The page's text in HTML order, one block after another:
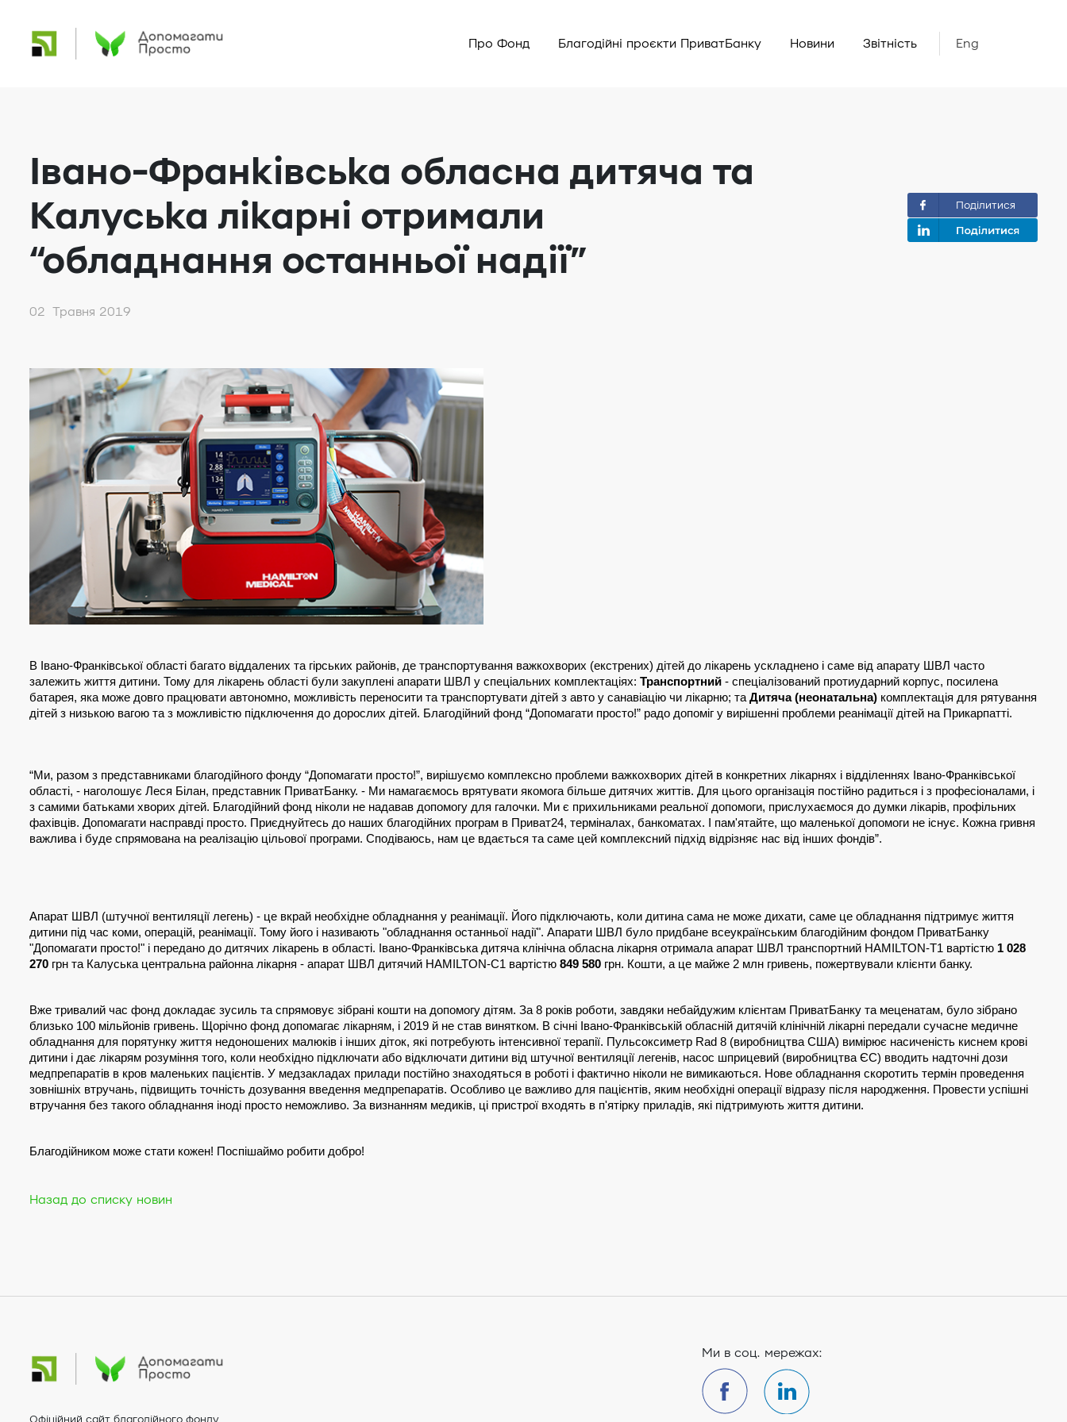
Про Фонд Благодійні проєкти ПриватБанку Новини Звітність Eng
Івано-Франківська обласна дитяча та
Калуська лікарні отримали
“обладнання останньої надії”
Поділитися
02 Травня 2019
В Івано-Франківської області багато віддалених та гірських районів, де транспортування важкохворих (екстрених) дітей до лікарень ускладнено і саме від апарату ШВЛ часто
залежить життя дитини. Тому для лікарень області були закуплені апарати ШВЛ у спеціальних комплектаціях: Транспортний - спеціалізований протиударний корпус, посилена
батарея, яка може довго працювати автономно, можливість переносити та транспортувати дітей з авто у санавіацію чи лікарню; та Дитяча (неонатальна) комплектація для рятування
дітей з низькою вагою та з можливістю підключення до дорослих дітей. Благодійний фонд “Допомагати просто!” радо допоміг у вирішенні проблеми реанімації дітей на Прикарпатті.
“Ми, разом з представниками благодійного фонду “Допомагати просто!”, вирішуємо комплексно проблеми важкохворих дітей в конкретних лікарнях і відділеннях Івано-Франківської
області, - наголошує Леся Білан, представник ПриватБанку. - Ми намагаємось врятувати якомога більше дитячих життів. Для цього організація постійно радиться і з професіоналами, і
з самими батьками хворих дітей. Благодійний фонд ніколи не надавав допомогу для галочки. Ми є прихильниками реальної допомоги, прислухаємося до думки лікарів, профільних
фахівців. Допомагати насправді просто. Приєднуйтесь до наших благодійних програм в Приват24, терміналах, банкоматах. І пам'ятайте, що маленької допомоги не існує. Кожна гривня
важлива і буде спрямована на реалізацію цільової програми. Сподіваюсь, нам це вдається та саме цей комплексний підхід відрізняє нас від інших фондів”.
Апарат ШВЛ (штучної вентиляції легень) - це вкрай необхідне обладнання у реанімації. Його підключають, коли дитина сама не може дихати, саме це обладнання підтримує життя
дитини під час коми, операцій, реанімації. Тому його і називають "обладнання останньої надії". Апарати ШВЛ було придбане всеукраїнським благодійним фондом ПриватБанку
"Допомагати просто!" і передано до дитячих лікарень в області. Івано-Франківська дитяча клінічна обласна лікарня отримала апарат ШВЛ транспортний HAMILTON-T1 вартістю 1 028
270 грн та Калуська центральна районна лікарня - апарат ШВЛ дитячий HAMILTON-С1 вартістю 849 580 грн. Кошти, а це майже 2 млн гривень, пожертвували клієнти банку.
Вже тривалий час фонд докладає зусиль та спрямовує зібрані кошти на допомогу дітям. За 8 років роботи, завдяки небайдужим клієнтам ПриватБанку та меценатам, було зібрано
близько 100 мільйонів гривень. Щорічно фонд допомагає лікарням, і 2019 й не став винятком. В січні Івано-Франківській обласній дитячій клінічній лікарні передали сучасне медичне
обладнання для порятунку життя недоношених малюків і інших діток, які потребують інтенсивної терапії. Пульсоксиметр Rad 8 (виробництва США) вимірює насиченість киснем крові
дитини і дає лікарям розуміння того, коли необхідно підключати або відключати дитини від штучної вентиляції легенів, насос шприцевий (виробництва ЄС) вводить надточні дози
медпрепаратів в кров маленьких пацієнтів. У медзакладах прилади постійно знаходяться в роботі і фактично ніколи не вимикаються. Нове обладнання скоротить термін проведення
зовнішніх втручань, підвищить точність дозування введення медпрепаратів. Особливо це важливо для пацієнтів, яким необхідні операції відразу після народження. Провести успішні
втручання без такого обладнання іноді просто неможливо. За визнанням медиків, ці пристрої входять в п'ятірку приладів, які підтримують життя дитини.
Благодійником може стати кожен! Поспішаймо робити добро!
Назад до списку новин
Ми в соц. мережах: